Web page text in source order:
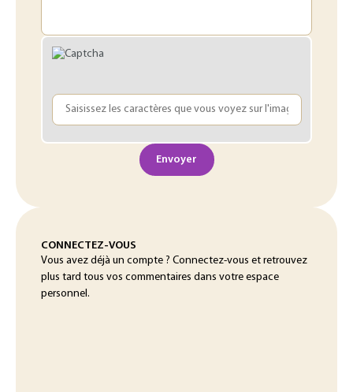
Envoyer
CONNECTEZ-VOUS
Vous avez déjà un compte ? Connectez-vous et retrouvez
plus tard tous vos commentaires dans votre espace
personnel.